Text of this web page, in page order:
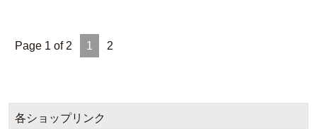
Page 1 of 2 1 2
各ショップリンク